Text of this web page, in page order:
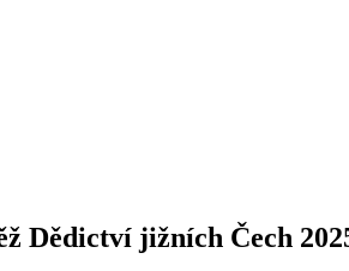
Dědictví jižních Čech